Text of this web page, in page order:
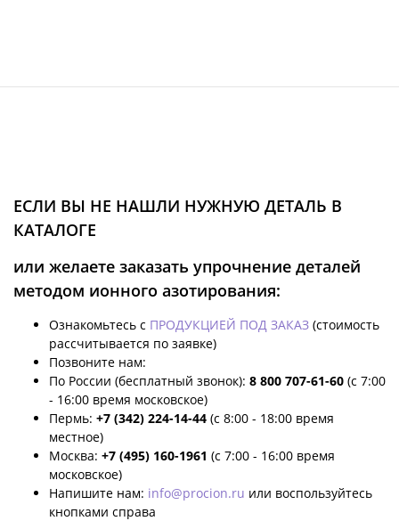
ЕСЛИ ВЫ НЕ НАШЛИ НУЖНУЮ ДЕТАЛЬ В
КАТАЛОГЕ
или желаете заказать упрочнение деталей
методом ионного азотирования:
Ознакомьтесь с ПРОДУКЦИЕЙ ПОД ЗАКАЗ (стоимость
рассчитывается по заявке)
Позвоните нам:
По России (бесплатный звонок): 8 800 707-61-60 (с 7:00
- 16:00 время московское)
Пермь: +7 (342) 224-14-44 (с 8:00 - 18:00 время
местное)
Москва: +7 (495) 160-1961 (с 7:00 - 16:00 время
московское)
Напишите нам: info@procion.ru или воспользуйтесь
кнопками справа